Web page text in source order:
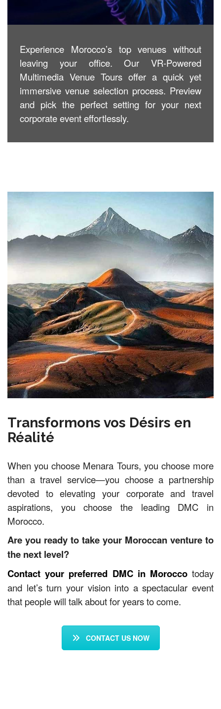
Experience Morocco’s top venues without
leaving your office. Our VR-Powered
Multimedia Venue Tours offer a quick yet
immersive venue selection process. Preview
and pick the perfect setting for your next
corporate event effortlessly.
Transformons vos Désirs en
Réalité
When you choose Menara Tours, you choose more
than a travel service—you choose a partnership
devoted to elevating your corporate and travel
aspirations, you choose the leading DMC in
Morocco.
Are you ready to take your Moroccan venture to
the next level?
Contact your preferred DMC in Moroccotoday
and let’s turn your vision into a spectacular event
that people will talk about for years to come.
CONTACT US NOW